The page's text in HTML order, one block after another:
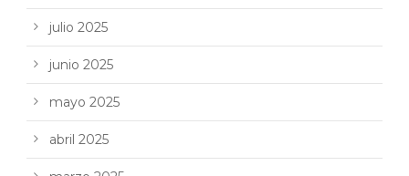
julio 2025
junio 2025
mayo 2025
abril 2025